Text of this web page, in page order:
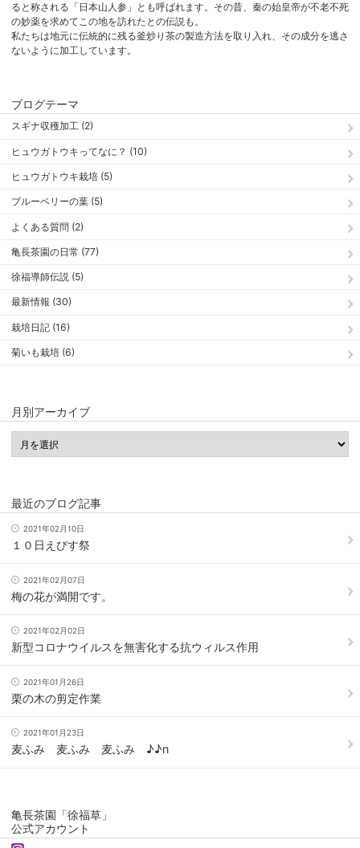
ると称される「日本山人参」とも呼ばれます。その昔、秦の始皇帝が不老不死
の妙薬を求めてこの地を訪れたとの伝説も。
私たちは地元に伝統的に残る釜炒り茶の製造方法を取り入れ、その成分を逃さ
ないように加工しています。
ブログテーマ
スギナ収穫加工 (2)
ヒュウガトウキってなに？ (10)
ヒュウガトウキ栽培 (5)
ブルーベリーの葉 (5)
よくある質問 (2)
亀長茶園の日常 (77)
徐福導師伝説 (5)
最新情報 (30)
栽培日記 (16)
菊いも栽培 (6)
月別アーカイブ
最近のブログ記事
2021年02月10日
１０日えびす祭
2021年02月07日
梅の花が満開です。
2021年02月02日
新型コロナウイルスを無害化する抗ウィルス作用
2021年01月26日
栗の木の剪定作業
2021年01月23日
麦ふみ 麦ふみ 麦ふみ ♪♪n
亀長茶園「徐福草」
公式アカウント